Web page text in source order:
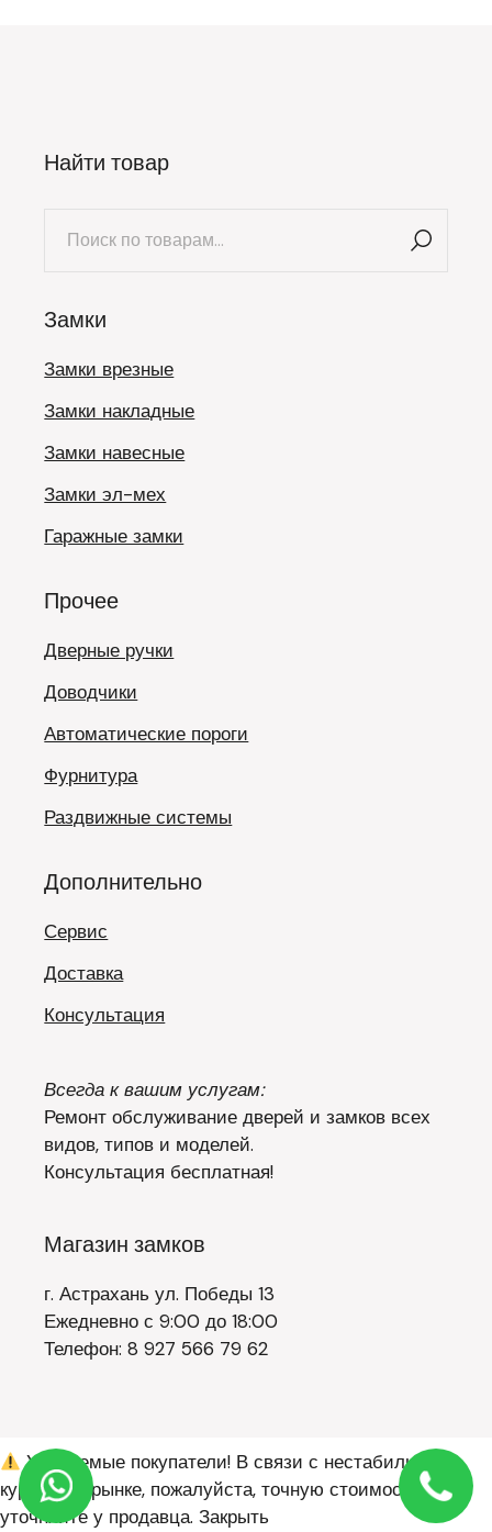
Найти товар
Замки
Замки врезные
Замки накладные
Замки навесные
Замки эл-мех
Гаражные замки
Прочее
Дверные ручки
Доводчики
Автоматические пороги
Фурнитура
Раздвижные системы
Дополнительно
Сервис
Доставка
Консультация
Всегда к вашим услугам:
Ремонт обслуживание дверей и замков всех
видов, типов и моделей.
Консультация бесплатная!
Магазин замков
г. Астрахань ул. Победы 13
Ежедневно с 9:00 до 18:00
Телефон: 8 927 566 79 62
Уважаемые покупатели! В связи с нестабильным
курсом на рынке, пожалуйста, точную стоимость
уточняйте у продавца. Закрыть